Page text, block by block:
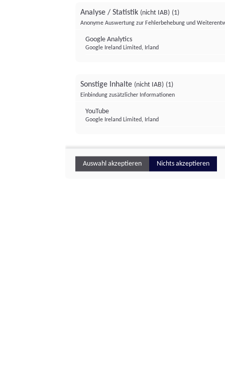
Analyse / Statistik (nicht IAB) (1)
Anonyme Auswertung zur Fehlerbehebung und
Google Analytics
Google Ireland Limited, Irland
Sonstige Inhalte (nicht IAB) (1)
Einbindung zusätzlicher Informationen
YouTube
Google Ireland Limited, Irland
Auswahl akzeptieren Nichts akzeptieren